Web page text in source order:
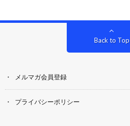
Back to Top
メルマガ会員登録
プライバシーポリシー